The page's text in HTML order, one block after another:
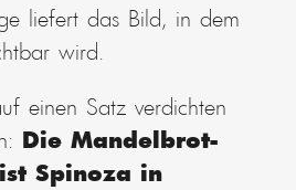
liefert das Bild, in dem
wird.
einen Satz verdichten
Die Mandelbrot-
Spinoza in